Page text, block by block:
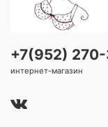
+7(952)
интернет-магазин